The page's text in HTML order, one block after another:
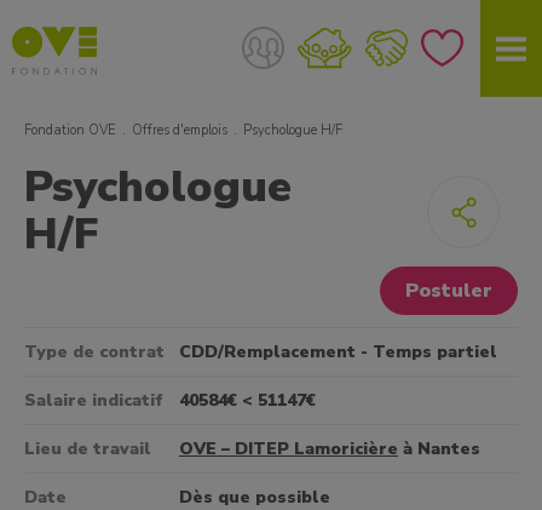
Fondation OVE Offres d'emplois Psychologue H/F
Postuler
Psychologue
H/F
Type de contrat CDD/Remplacement - Temps partiel
Salaire indicatif 40584€ < 51147€
Lieu de travail OVE – DITEP Lamoricière à Nantes
Date Dès que possible